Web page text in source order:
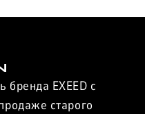
EXEED с
старого